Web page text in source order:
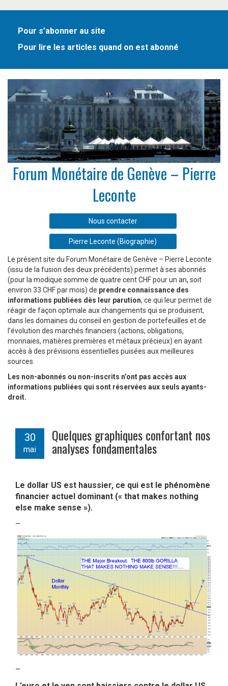
Pour s’abonner au site
Pour lire les articles quand on est abonné
Forum Monétaire de Genève – Pierre
Leconte
Nous contacter
Pierre Leconte (Biographie)
Le présent site du Forum Monétaire de Genève – Pierre Leconte
(issu de la fusion des deux précédents) permet à ses abonnés
(pour la modique somme de quatre cent CHF pour un an, soit
environ 33 CHF par mois) de prendre connaissance des
informations publiées dès leur parution, ce qui leur permet de
réagir de façon optimale aux changements qui se produisent,
dans les domaines du conseil en gestion de portefeuilles et de
l’évolution des marchés financiers (actions, obligations,
monnaies, matières premières et métaux précieux) en ayant
accès à des prévisions essentielles puisées aux meilleures
sources.
Les non-abonnés ou non-inscrits n’ont pas accès aux
informations publiées qui sont réservées aux seuls ayants-
droit.
30
mai
Quelques graphiques confortant nos
analyses fondamentales
Le dollar US est haussier, ce qui est le phénomène
financier actuel dominant (« that makes nothing
else make sense »).
–
–